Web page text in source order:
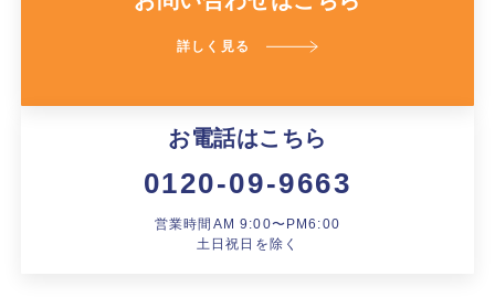
詳しく見る
お電話はこちら
0120-09-9663
営業時間AM 9:00〜PM6:00
土日祝日を除く